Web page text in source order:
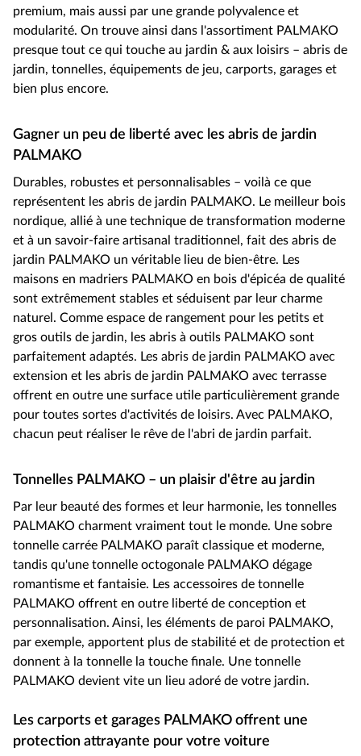
premium, mais aussi par une grande polyvalence et
modularité. On trouve ainsi dans l'assortiment PALMAKO
presque tout ce qui touche au jardin & aux loisirs – abris de
jardin, tonnelles, équipements de jeu, carports, garages et
bien plus encore.
Gagner un peu de liberté avec les abris de jardin
PALMAKO
Durables, robustes et personnalisables – voilà ce que
représentent les abris de jardin PALMAKO. Le meilleur bois
nordique, allié à une technique de transformation moderne
et à un savoir-faire artisanal traditionnel, fait des abris de
jardin PALMAKO un véritable lieu de bien-être. Les
maisons en madriers PALMAKO en bois d'épicéa de qualité
sont extrêmement stables et séduisent par leur charme
naturel. Comme espace de rangement pour les petits et
gros outils de jardin, les abris à outils PALMAKO sont
parfaitement adaptés. Les abris de jardin PALMAKO avec
extension et les abris de jardin PALMAKO avec terrasse
offrent en outre une surface utile particulièrement grande
pour toutes sortes d'activités de loisirs. Avec PALMAKO,
chacun peut réaliser le rêve de l'abri de jardin parfait.
Tonnelles PALMAKO – un plaisir d'être au jardin
Par leur beauté des formes et leur harmonie, les tonnelles
PALMAKO charment vraiment tout le monde. Une sobre
tonnelle carrée PALMAKO paraît classique et moderne,
tandis qu'une tonnelle octogonale PALMAKO dégage
romantisme et fantaisie. Les accessoires de tonnelle
PALMAKO offrent en outre liberté de conception et
personnalisation. Ainsi, les éléments de paroi PALMAKO,
par exemple, apportent plus de stabilité et de protection et
donnent à la tonnelle la touche finale. Une tonnelle
PALMAKO devient vite un lieu adoré de votre jardin.
Les carports et garages PALMAKO offrent une
protection attrayante pour votre voiture